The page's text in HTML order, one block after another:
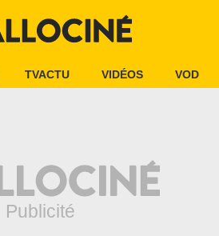
TVACTU VIDÉOS VOD